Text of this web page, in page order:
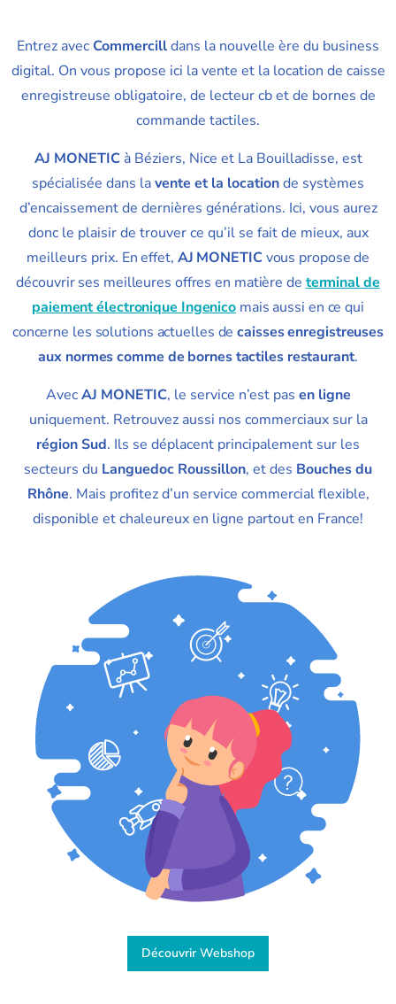
Entrez avecCommercilldans la nouvelle ère du business
digital. On vous propose ici la vente et la location de caisse
enregistreuse obligatoire, de lecteur cb et de bornes de
commande tactiles.
AJ MONETICà Béziers, Nice et La Bouilladisse, est
spécialisée dans lavente et la locationde systèmes
d’encaissement de dernières générations. Ici, vous aurez
donc le plaisir de trouver ce qu’il se fait de mieux, aux
meilleurs prix. En effet, AJ MONETICvous propose de
découvrir ses meilleures offres en matière de terminal de
paiement électronique Ingenico mais aussi en ce qui
concerne les solutions actuelles decaisses enregistreuses
aux normes comme de bornes tactiles restaurant.
AvecAJ MONETIC, le service n’est pas en ligne
uniquement. Retrouvez aussi nos commerciaux sur la
région Sud. Ils se déplacent principalement sur les
secteurs du Languedoc Roussillon, et des Bouches du
Rhône. Mais profitez d’un service commercial flexible,
disponible et chaleureux en ligne partout en France!
Découvrir Webshop